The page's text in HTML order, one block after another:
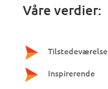
Våre verdier:
Tilstedeværelse
Inspirerende